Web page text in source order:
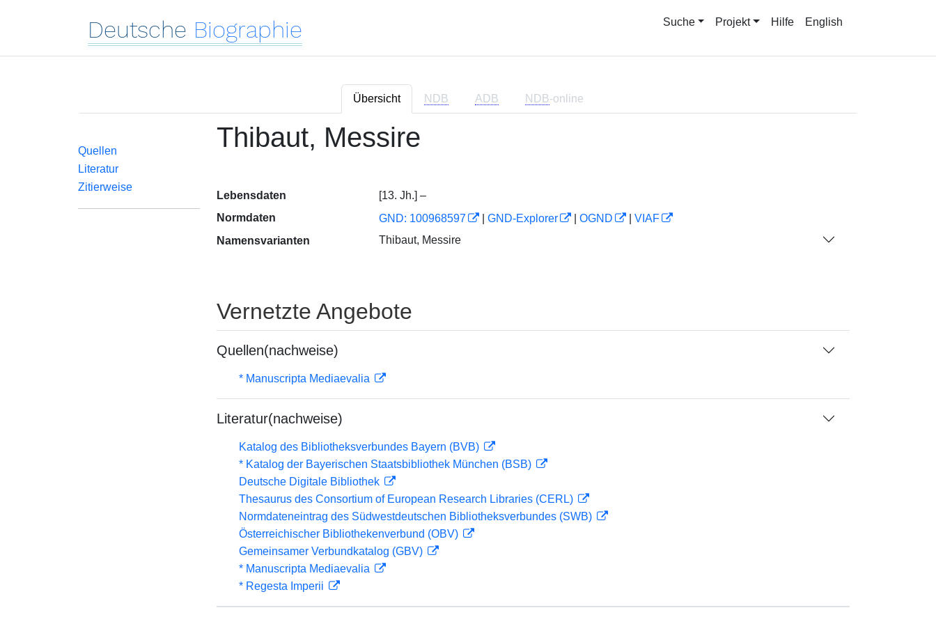
Deutsche Biographie Suche Projekt Hilfe English
Übersicht NDB ADB NDB-online
Quellen
Literatur
Zitierweise
Thibaut, Messire
Lebensdaten
[13. Jh.] –
Normdaten
GND: 100968597 GND-Explorer OGND
VIAF
Namensvarianten
Thibaut, Messire
Vernetzte Angebote
Quellen(nachweise)
* Manuscripta Mediaevalia
Literatur(nachweise)
Katalog des Bibliotheksverbundes Bayern (BVB)
* Katalog der Bayerischen Staatsbibliothek München (BSB)
Deutsche Digitale Bibliothek
Thesaurus des Consortium of European Research Libraries (CERL)
Normdateneintrag des Südwestdeutschen Bibliotheksverbundes (SWB)
Österreichischer Bibliothekenverbund (OBV)
Gemeinsamer Verbundkatalog (GBV)
* Manuscripta Mediaevalia
* Regesta Imperii